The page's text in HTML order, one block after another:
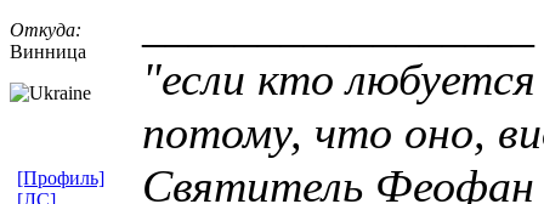
Откуда:
Винница
"если кто
потому, что оно,
Святитель Феофан
[Профиль]
[ЛС]